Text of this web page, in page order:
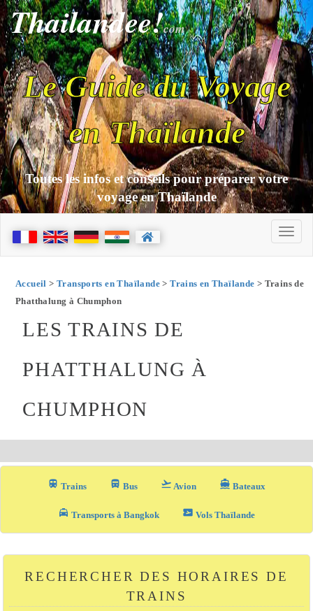
Thailandee!com
Le Guide du Voyage
en Thaïlande
Toutes les infos et conseils pour préparer votre
voyage en Thaïlande
Accueil > Transports en Thaïlande>Trains en Thaïlande > Trains de
Phatthalung à Chumphon
LES TRAINS DE
PHATTHALUNG À
CHUMPHON
train Trains directions_bus_filled Bus flight_takeoff Avion directions_boat Bateaux
local_taxi Transports à Bangkok airplane_ticket Vols Thaïlande
RECHERCHER DES HORAIRES DE
TRAINS